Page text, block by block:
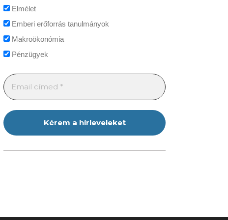
Elmélet
Emberi erőforrás tanulmányok
Makroökonómia
Pénzügyek